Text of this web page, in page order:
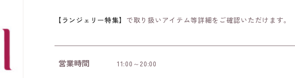
【ランジェリー特集】 で取り扱いアイテム等詳細をご確認いただけます。
営業時間 11:00～20:00